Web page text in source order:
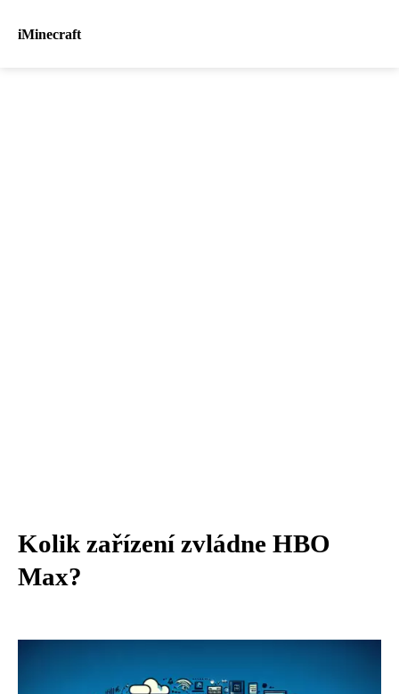
iMinecraft
Kolik zařízení zvládne HBO
Max?